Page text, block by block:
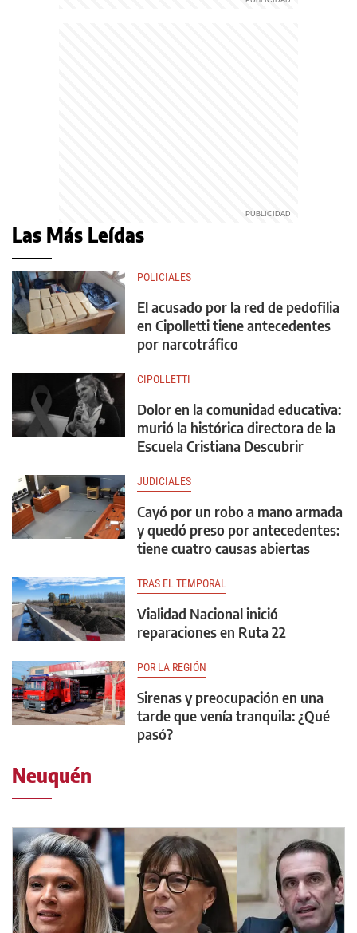
Las Más Leídas
POLICIALES
El acusado por la red de pedofilia
en Cipolletti tiene antecedentes
por narcotráfico
CIPOLLETTI
Dolor en la comunidad educativa:
murió la histórica directora de la
Escuela Cristiana Descubrir
JUDICIALES
Cayó por un robo a mano armada
y quedó preso por antecedentes:
tiene cuatro causas abiertas
TRAS EL TEMPORAL
Vialidad Nacional inició
reparaciones en Ruta 22
POR LA REGIÓN
Sirenas y preocupación en una
tarde que venía tranquila: ¿Qué
pasó?
Neuquén